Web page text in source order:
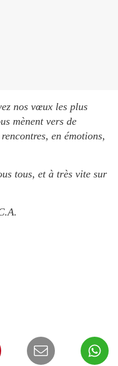
nos vœux les plus
mènent vers de
en émotions,
tous, et à très vite sur